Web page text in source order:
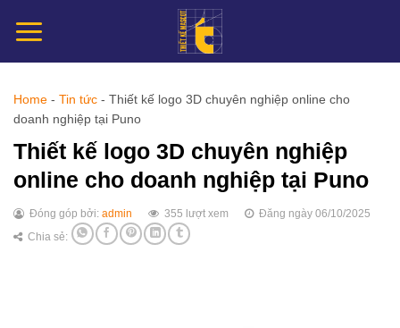
đến
Home - Tin tức - Thiết kế logo 3D chuyên nghiệp online cho
doanh nghiệp tại Puno
Thiết kế logo 3D chuyên nghiệp
online cho doanh nghiệp tại Puno
Đóng góp bởi: admin 355 lượt xem
Đăng ngày 06/10/2025
Chia sẻ: